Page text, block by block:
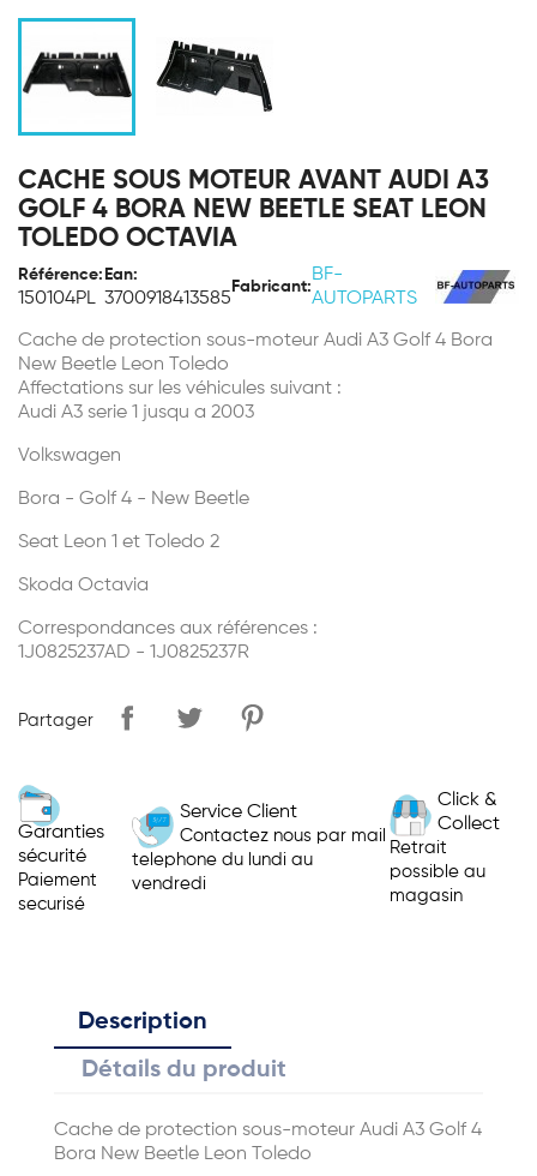
CACHE SOUS MOTEUR AVANT AUDI A3
GOLF 4 BORA NEW BEETLE SEAT LEON
TOLEDO OCTAVIA
Référence:
150104PL
Ean:
3700918413585
Fabricant:
BF-
AUTOPARTS
Cache de protection sous-moteur Audi A3 Golf 4 Bora
New Beetle Leon Toledo
Affectations sur les véhicules suivant :
Audi A3 serie 1 jusqu a 2003
Volkswagen
Bora - Golf 4 - New Beetle
Seat Leon 1 et Toledo 2
Skoda Octavia
Correspondances aux références :
1J0825237AD - 1J0825237R
Partager
Garanties
sécurité
Paiement
securisé
Service Client
Contactez nous par mail
telephone du lundi au
vendredi
Click &
Collect
Retrait
possible au
magasin
Description
Détails du produit
Cache de protection sous-moteur Audi A3 Golf 4
Bora New Beetle Leon Toledo